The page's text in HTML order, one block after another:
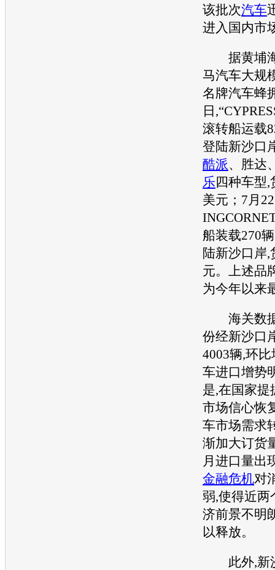
该批次汽车
进入国内市
据黄埔海
马汽车大规
名牌汽车蜂
日
滚转船运载
登陆新沙口
酷派、胜达
乐四种车型,
美元；7月
船装载270
陆新沙口岸,
元。上述品
为今年以来
海关数据
份经新沙口
4003辆,环
车进口增势
是,在国家提
市场信心恢
车市场需求
渐加大订货
月进口量出
金融危机对
弱,使得近两
济前景不明
以释放。
此外,新